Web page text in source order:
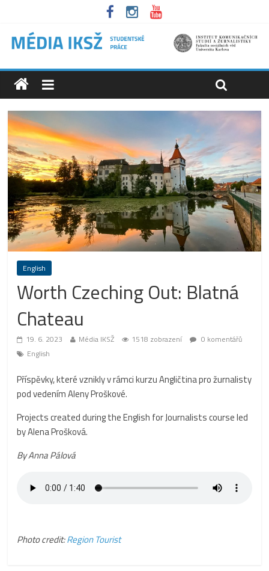
English
Worth Czeching Out: Blatná
Chateau
19. 6. 2023 Média IKSŽ 1518 zobrazení
0 komentářů
English
Příspěvky, které vznikly v rámci kurzu Angličtina pro žurnalisty
pod vedením Aleny Proškové.
Projects created during the English for Journalists course led
by Alena Prošková.
By Anna Pálová
Photo credit:Region Tourist